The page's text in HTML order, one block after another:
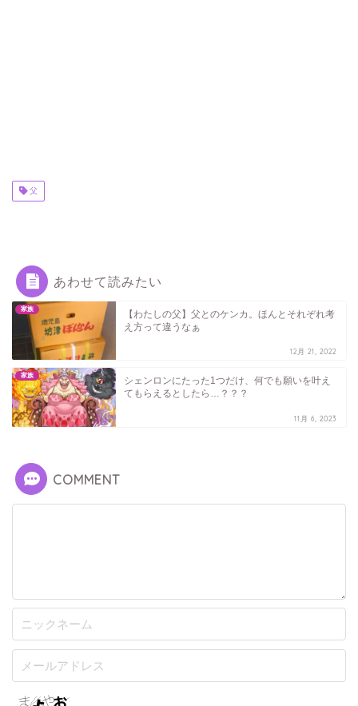
父
あわせて読みたい
家族
【わたしの父】父とのケンカ。ほんとそれぞれ考
え方って違うなぁ
12月 21, 2022
家族
シェンロンにたった1つだけ、何でも願いを叶え
てもらえるとしたら…？？？
11月 6, 2023
COMMENT